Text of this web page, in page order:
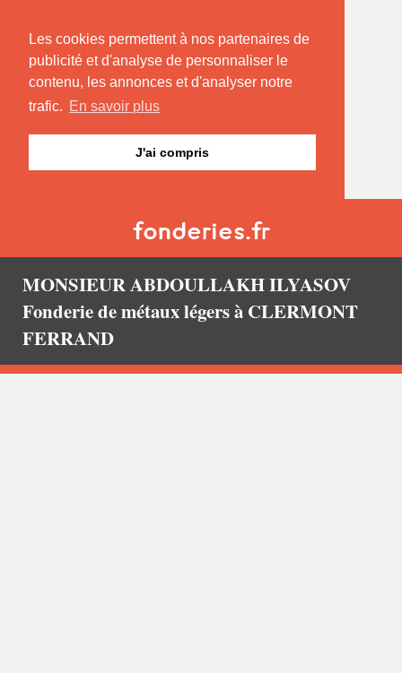
Les cookies permettent à nos partenaires de
publicité et d'analyse de personnaliser le
contenu, les annonces et d'analyser notre
trafic. En savoir plus
J'ai compris
MONSIEUR ABDOULLAKH ILYASOV
Fonderie de métaux légers à CLERMONT
FERRAND